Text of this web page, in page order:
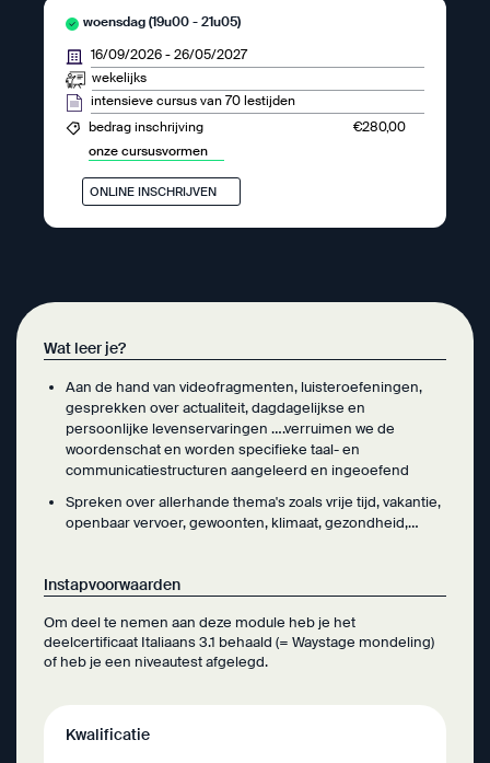
woensdag (19u00 - 21u05)
16/09/2026-26/05/2027
wekelijks
intensieve cursus van 70 lestijden
bedrag inschrijving
€280,00
onze cursusvormen
ONLINE INSCHRIJVEN
Wat leer je?
Aan de hand van videofragmenten, luisteroefeningen,
gesprekken over actualiteit, dagdagelijkse en
persoonlijke levenservaringen ….verruimen we de
woordenschat en worden specifieke taal- en
communicatiestructuren aangeleerd en ingeoefend
Spreken over allerhande thema's zoals vrije tijd, vakantie,
openbaar vervoer, gewoonten, klimaat, gezondheid,…
Instapvoorwaarden
Om deel te nemen aan deze module heb je het
deelcertificaat Italiaans 3.1 behaald (= Waystage mondeling)
of heb je een niveautest afgelegd.
Kwalificatie